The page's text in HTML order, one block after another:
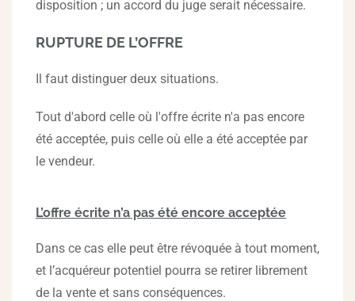
disposition ; un accord du juge serait nécessaire.
RUPTURE DE L’OFFRE
Il faut distinguer deux situations.
Tout d'abord celle où l'offre écrite n'a pas encore
été acceptée, puis celle où elle a été acceptée par
le vendeur.
L’offre écrite n’a pas été encore acceptée
Dans ce cas elle peut être révoquée à tout moment,
et l’acquéreur potentiel pourra se retirer librement
de la vente et sans conséquences.